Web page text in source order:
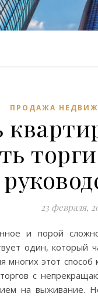
ПРОДАЖА
23 февраля,
и порой
один, который
многих этот
с
на